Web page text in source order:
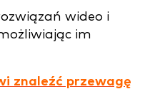
wideo i
im
znaleźć przewagę